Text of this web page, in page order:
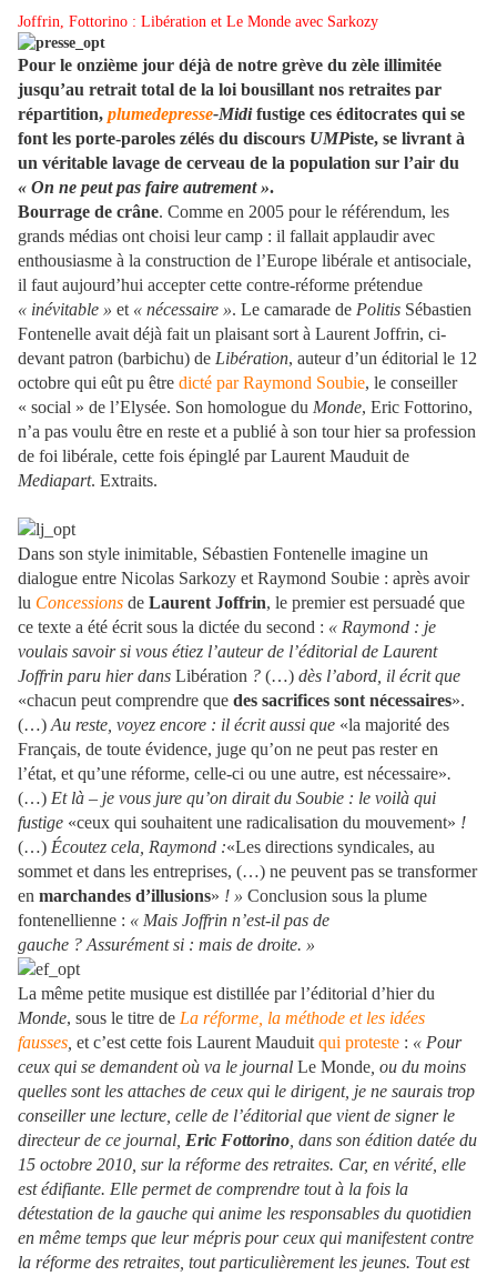
Joffrin, Fottorino : Libération et Le Monde avec Sarkozy
Pour le onzième jour déjà de notre grève du zèle illimitée
jusqu’au retrait total de la loi bousillant nos retraites par
répartition, plumedepresse-Midi fustige ces éditocrates qui se
font les porte-paroles zélés du discours UMPiste, se livrant à
un véritable lavage de cerveau de la population sur l’air du
« On ne peut pas faire autrement ».
Bourrage de crâne. Comme en 2005 pour le référendum, les
grands médias ont choisi leur camp : il fallait applaudir avec
enthousiasme à la construction de l’Europe libérale et antisociale,
il faut aujourd’hui accepter cette contre-réforme prétendue
« inévitable » et « nécessaire ». Le camarade de Politis Sébastien
Fontenelle avait déjà fait un plaisant sort à Laurent Joffrin, ci-
devant patron (barbichu) de Libération, auteur d’un éditorial le 12
octobre qui eût pu être dicté par Raymond Soubie, le conseiller
« social » de l’Elysée. Son homologue du Monde, Eric Fottorino,
n’a pas voulu être en reste et a publié à son tour hier sa profession
de foi libérale, cette fois épinglé par Laurent Mauduit de
Mediapart. Extraits.
Dans son style inimitable, Sébastien Fontenelle imagine un
dialogue entre Nicolas Sarkozy et Raymond Soubie : après avoir
lu Concessions de Laurent Joffrin, le premier est persuadé que
ce texte a été écrit sous la dictée du second : « Raymond : je
voulais savoir si vous étiez l’auteur de l’éditorial de Laurent
Joffrin paru hier dans Libération ? (…) dès l’abord, il écrit que
«chacun peut comprendre que des sacrifices sont nécessaires».
(…) Au reste, voyez encore : il écrit aussi que «la majorité des
Français, de toute évidence, juge qu’on ne peut pas rester en
l’état, et qu’une réforme, celle-ci ou une autre, est nécessaire».
(…) Et là – je vous jure qu’on dirait du Soubie : le voilà qui
fustige «ceux qui souhaitent une radicalisation du mouvement» !
(…) Écoutez cela, Raymond :«Les directions syndicales, au
sommet et dans les entreprises, (…) ne peuvent pas se transformer
en marchandes d’illusions» ! » Conclusion sous la plume
fontenellienne : « Mais Joffrin n’est-il pas de
gauche ? Assurément si : mais de droite. »
La même petite musique est distillée par l’éditorial d’hier du
Monde, sous le titre de La réforme, la méthode et les idées
fausses et c’est cette fois Laurent Mauduit qui proteste : « Pour
ceux qui se demandent où va le journal Le Monde , ou du moins
quelles sont les attaches de ceux qui le dirigent, je ne saurais trop
conseiller une lecture, celle de l’éditorial que vient de signer le
directeur de ce journal, Eric Fottorino , dans son édition datée du
15 octobre 2010, sur la réforme des retraites. Car, en vérité, elle
est édifiante. Elle permet de comprendre tout à la fois la
détestation de la gauche qui anime les responsables du quotidien
en même temps que leur mépris pour ceux qui manifestent contre
la réforme des retraites, tout particulièrement les jeunes. Tout est